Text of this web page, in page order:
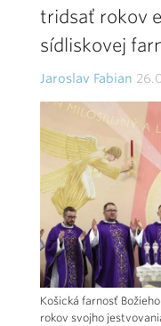
tridsať rokov
sídliskovej
Jaroslav Fabian
Košická farnosť
rokov svojho